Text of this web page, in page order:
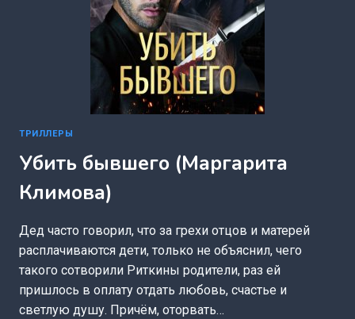
ТРИЛЛЕРЫ
Убить бывшего (Маргарита
Климова)
Дед часто говорил, что за грехи отцов и матерей
расплачиваются дети, только не объяснил, чего
такого сотворили Риткины родители, раз ей
пришлось в оплату отдать любовь, счастье и
светлую душу. Причём, оторвать…